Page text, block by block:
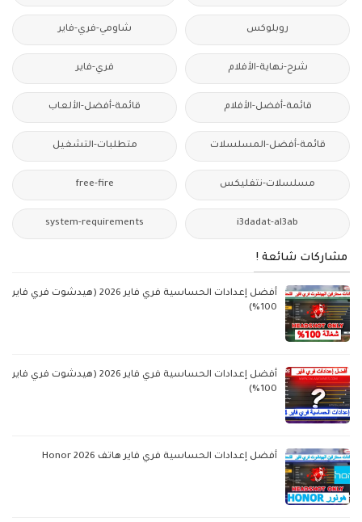
روبلوكس شاومي-فري-فاير
شرح-نهاية-الأفلام فري-فاير
قائمة-أفضل-الأفلام قائمة-أفضل-الألعاب
قائمة-أفضل-المسلسلات متطلبات-التشغيل
مسلسلات-نتفليكس free-fire
i3dadat-al3ab
system-requirements
مشاركات شائعة !
أفضل إعدادات الحساسية فري فاير 2026 (هيدشوت فري فاير
100%)
أفضل إعدادات الحساسية فري فاير 2026 (هيدشوت فري فاير
100%)
أفضل إعدادات الحساسية فري فاير هاتف Honor 2026